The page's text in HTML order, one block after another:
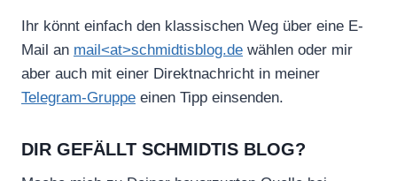
Ihr könnt einfach den klassischen Weg über eine E-
Mail an mail<at>schmidtisblog.de wählen oder mir
aber auch mit einer Direktnachricht in meiner
Telegram-Gruppe einen Tipp einsenden.
DIR GEFÄLLT SCHMIDTIS BLOG?